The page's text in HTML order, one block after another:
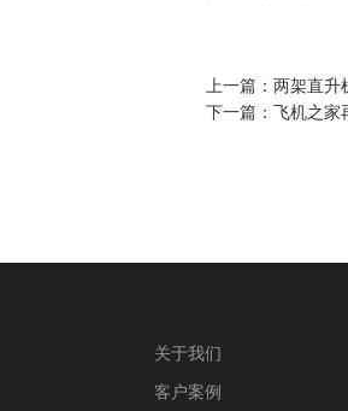
上一篇： 两架直升
下一篇： 飞机之家
关于我们
客户案例